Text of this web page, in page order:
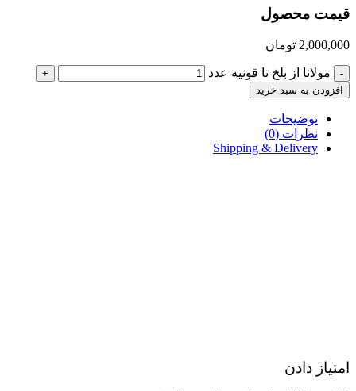
قیمت محصول
2,000,000 تومان
- مولانا از بلخ تا قونیه عدد
+
افزودن به سبد خرید
توضیحات
نظرات (0)
Shipping & Delivery
امتیاز دادن